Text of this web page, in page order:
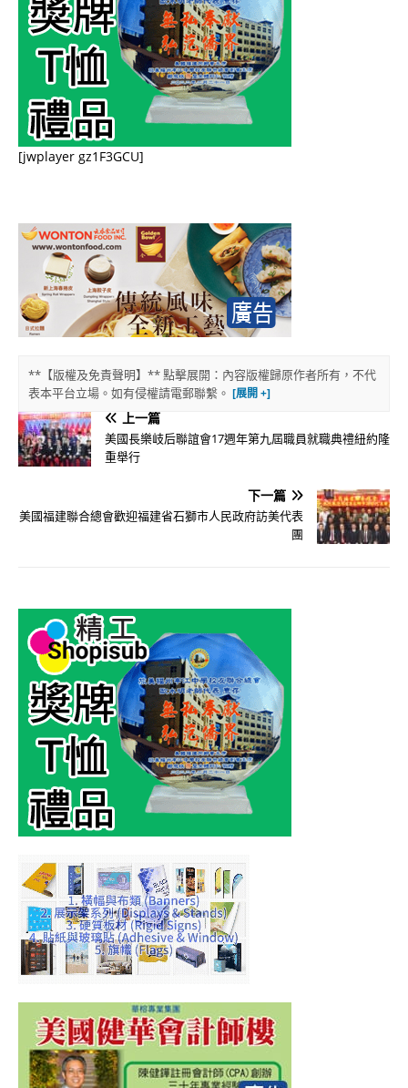
[jwplayer gz1F3GCU]
**【版權及免責聲明】** 點擊展開：內容版權歸原作者所有，不代
表本平台立場。如有侵權請電郵聯繫。
上一篇
美國長樂岐后聯誼會17週年第九屆職員就職典禮紐約隆
重舉行
下一篇
美國福建聯合總會歡迎福建省石獅市人民政府訪美代表
團